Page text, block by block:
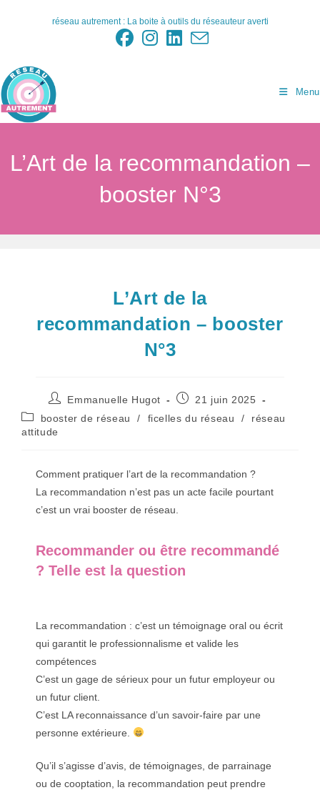
réseau autrement : La boite à outils du réseauteur averti
Menu
L’Art de la recommandation –
booster N°3
L’Art de la
recommandation – booster
N°3
Auteur/autrice
la
publication :
Emmanuelle Hugot
Publication
21 juin 2025
Post
category:
booster de réseau / ficelles du réseau /
réseau
attitude
Comment pratiquer l’art de la recommandation ?
La recommandation n’est pas un acte facile pourtant
c’est un vrai booster de réseau.
Recommander ou être recommandé
? Telle est la question
La recommandation : c’est un témoignage oral ou écrit
qui garantit le professionnalisme et valide les
compétences
C’est un gage de sérieux pour un futur employeur ou
un futur client.
C’est LA reconnaissance d’un savoir-faire par une
personne extérieure.
Qu’il s’agisse d’avis, de témoignages, de parrainage
ou de cooptation, la recommandation peut prendre